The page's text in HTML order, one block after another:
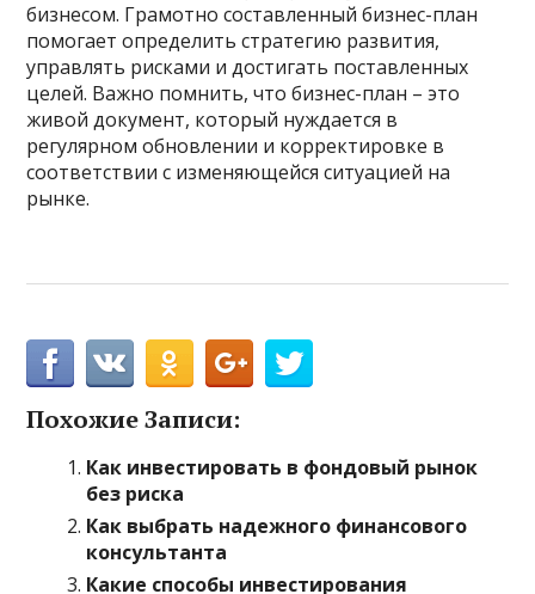
бизнесом. Грамотно составленный бизнес-план
помогает определить стратегию развития,
управлять рисками и достигать поставленных
целей. Важно помнить, что бизнес-план – это
живой документ, который нуждается в
регулярном обновлении и корректировке в
соответствии с изменяющейся ситуацией на
рынке.
Похожие Записи:
Как инвестировать в фондовый рынок
без риска
Как выбрать надежного финансового
консультанта
Какие способы инвестирования